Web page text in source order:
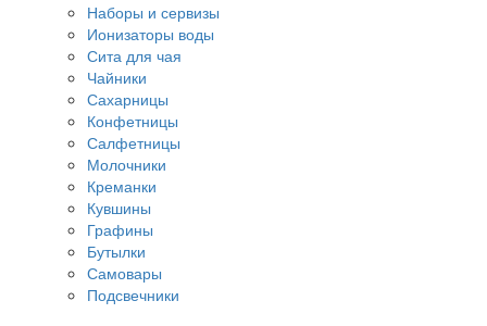
Наборы и сервизы
Ионизаторы воды
Сита для чая
Чайники
Сахарницы
Конфетницы
Салфетницы
Молочники
Креманки
Кувшины
Графины
Бутылки
Самовары
Подсвечники